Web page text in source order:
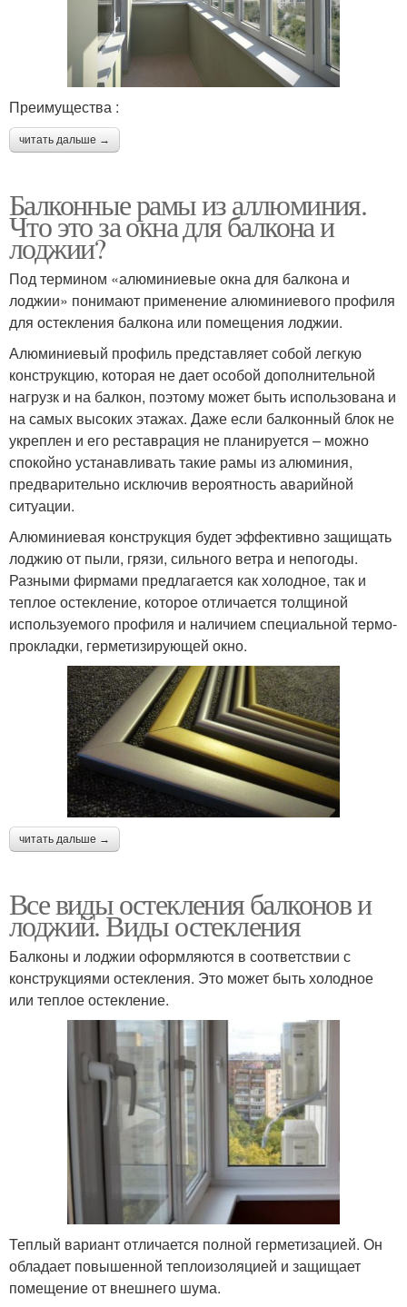
Преимущества :
читать дальше →
Балконные рамы из аллюминия.
Что это за окна для балкона и
лоджии?
Под термином «алюминиевые окна для балкона и
лоджии» понимают применение алюминиевого профиля
для остекления балкона или помещения лоджии.
Алюминиевый профиль представляет собой легкую
конструкцию, которая не дает особой дополнительной
нагрузк и на балкон, поэтому может быть использована и
на самых высоких этажах. Даже если балконный блок не
укреплен и его реставрация не планируется – можно
спокойно устанавливать такие рамы из алюминия,
предварительно исключив вероятность аварийной
ситуации.
Алюминиевая конструкция будет эффективно защищать
лоджию от пыли, грязи, сильного ветра и непогоды.
Разными фирмами предлагается как холодное, так и
теплое остекление, которое отличается толщиной
используемого профиля и наличием специальной термо-
прокладки, герметизирующей окно.
читать дальше →
Все виды остекления балконов и
лоджий. Виды остекления
Балконы и лоджии оформляются в соответствии с
конструкциями остекления. Это может быть холодное
или теплое остекление.
Теплый вариант отличается полной герметизацией. Он
обладает повышенной теплоизоляцией и защищает
помещение от внешнего шума.